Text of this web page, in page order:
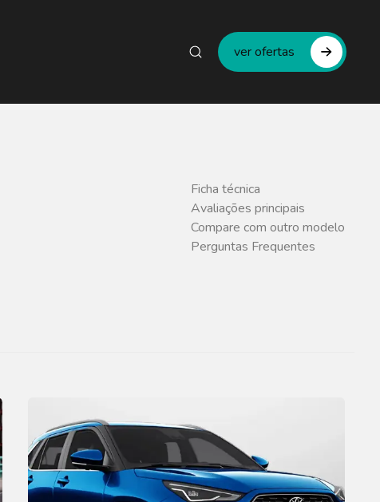
ver ofertas
Ficha técnica
Avaliações principais
Compare com outro modelo
Perguntas Frequentes